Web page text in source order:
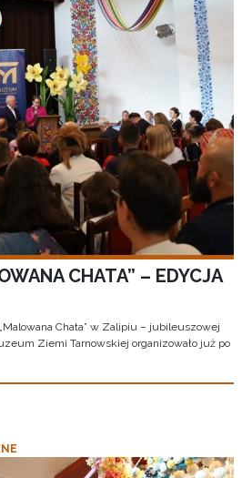
CHATA” – EDYCJA
Chata” w Zalipiu – jubileuszowej
Ziemi Tarnowskiej organizowało już po